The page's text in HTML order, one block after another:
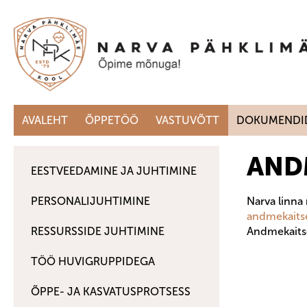
AVALEHT ÕPPETÖÖ VASTUVÕTT
EESTVEEDAMINE JA JUHTIMINE
PERSONALIJUHTIMINE
RESSURSSIDE JUHTIMINE
TÖÖ HUVIGRUPPIDEGA
ÕPPE- JA KASVATUSPROTSESS
Narva